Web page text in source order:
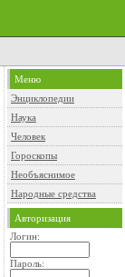
Меню
Энциклопедии
Наука
Человек
Гороскопы
Необъяснимое
Народные средства
Авторизация
Логин:
Пароль: